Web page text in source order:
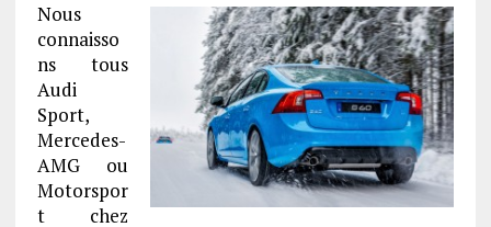
Nous
connaisso
ns tous
Audi
Sport,
Mercedes-
AMG ou
Motorspor
t chez